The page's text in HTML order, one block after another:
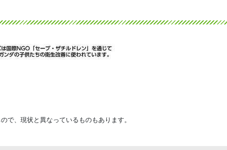
で、現状と異なっているものもあります。